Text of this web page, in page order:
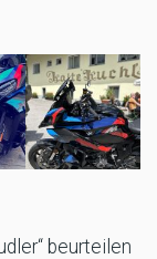
beurteilen